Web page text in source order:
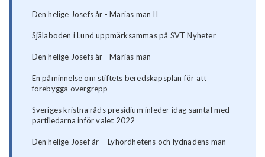
Den helige Josefs år - Marias man II
Själaboden i Lund uppmärksammas på SVT Nyheter
Den helige Josefs år - Marias man
En påminnelse om stiftets beredskapsplan för att
förebygga övergrepp
Sveriges kristna råds presidium inleder idag samtal med
partiledarna inför valet 2022
Den helige Josef år - Lyhördhetens och lydnadens man